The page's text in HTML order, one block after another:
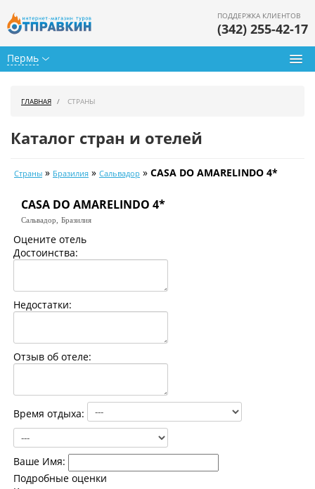
Пермь
ПОДДЕРЖКА КЛИЕНТОВ
(342) 255-42-17
Календарь туров
Цены дня
Страны
ГЛАВНАЯ СТРАНЫ
Каталог стран и отелей
Страны » Бразилия » Сальвадор » CASA DO AMARELINDO 4*
CASA DO AMARELINDO 4*
Сальвадор, Бразилия
Оцените отель
Достоинства:
Недостатки:
Отзыв об отеле:
Время отдыха:
Ваше Имя:
Подробные оценки